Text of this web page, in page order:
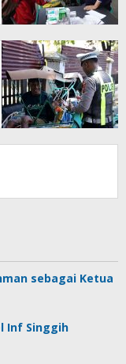
sebagai Ketua
Inf Singgih